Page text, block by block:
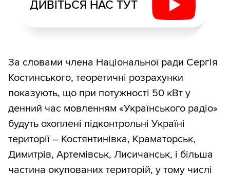
ДИВІТЬСЯ НАС ТУТ
За словами члена Національної ради Сергія
Костинського, теоретичні розрахунки
показують, що при потужності 50 кВт у
денний час мовленням «Українського радіо»
будуть охоплені підконтрольні Україні
території – Костянтинівка, Краматорськ,
Димитрів, Артемівськ, Лисичанськ, і більша
частина окупованих територій, у тому числі